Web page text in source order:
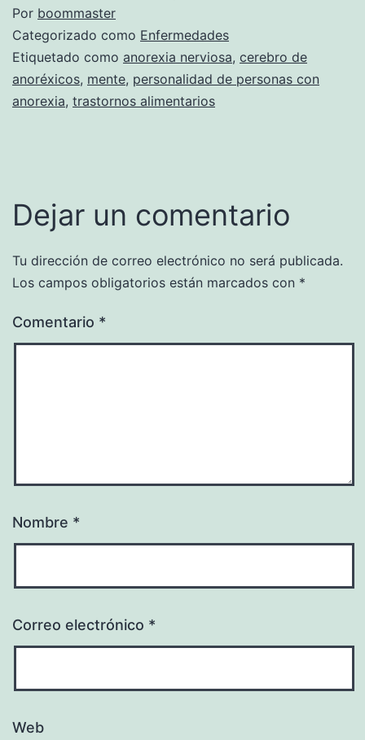
Por boommaster
Categorizado como Enfermedades
Etiquetado como anorexia nerviosa, cerebro de
anoréxicos, mente, personalidad de personas con
anorexia, trastornos alimentarios
Dejar un comentario
Tu dirección de correo electrónico no será publicada.
Los campos obligatorios están marcados con *
Comentario *
Nombre *
Correo electrónico *
Web